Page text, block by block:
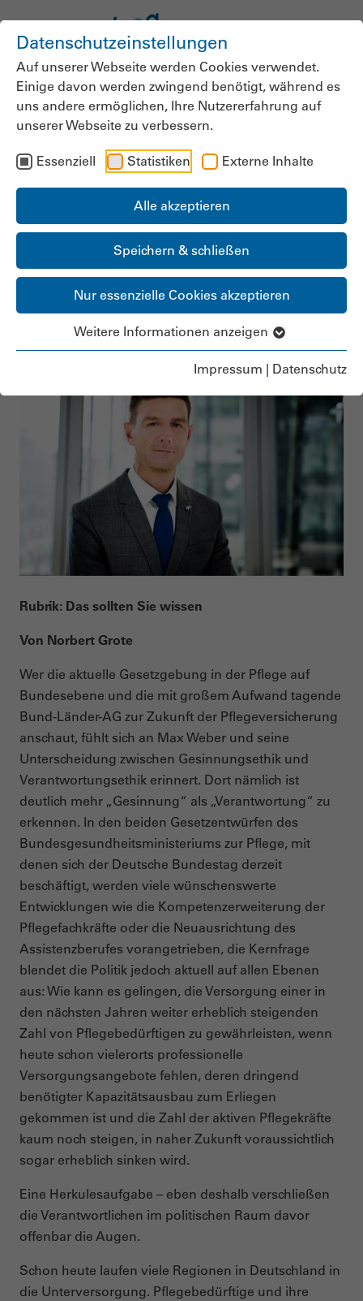
Datenschutzeinstellungen
Auf unserer Webseite werden Cookies verwendet.
Einige davon werden zwingend benötigt, während es
uns andere ermöglichen, Ihre Nutzererfahrung auf
unserer Webseite zu verbessern.
Essenziell Statistiken Externe Inhalte
Alle akzeptieren
Speichern & schließen
Nur essenzielle Cookies akzeptieren
Weitere Informationen anzeigen
Impressum | Datenschutz
Fakten ignoriert,
drohende
Versorgungskrise
ausgeblendet
Aus dem neuen bpa-Magazin: Die größten
Widersprüche in der aktuellen Pflegepolitik
30.10.2025
Rubrik: Das sollten Sie wissen
Von Norbert Grote
Wer die aktuelle Gesetzgebung in der Pflege auf
Bundesebene und die mit großem Aufwand tagende
Bund-Länder-AG zur Zukunft der Pflegeversicherung
anschaut, fühlt sich an Max Weber und seine
Unterscheidung zwischen Gesinnungsethik und
Verantwortungsethik erinnert. Dort nämlich ist
deutlich mehr „Gesinnung“ als „Verantwortung“ zu
erkennen. In den beiden Gesetzentwürfen des
Bundesgesundheitsministeriums zur Pflege, mit
denen sich der Deutsche Bundestag derzeit
beschäftigt, werden viele wünschenswerte
Entwicklungen wie die Kompetenzerweiterung der
Pflegefachkräfte oder die Neuausrichtung des
Assistenzberufes vorangetrieben, die Kernfrage
blendet die Politik jedoch aktuell auf allen Ebenen
aus: Wie kann es gelingen, die Versorgung einer in
den nächsten Jahren weiter erheblich steigenden
Zahl von Pflegebedürftigen zu gewährleisten, wenn
heute schon vielerorts professionelle
Versorgungsangebote fehlen, deren dringend
benötigter Kapazitätsausbau zum Erliegen
gekommen ist und die Zahl der aktiven Pflegekräfte
kaum noch steigen, in naher Zukunft voraussichtlich
sogar erheblich sinken wird.
Eine Herkulesaufgabe – eben deshalb verschließen
die Verantwortlichen im politischen Raum davor
offenbar die Augen.
Schon heute laufen viele Regionen in Deutschland in
die Unterversorgung. Pflegebedürftige und ihre